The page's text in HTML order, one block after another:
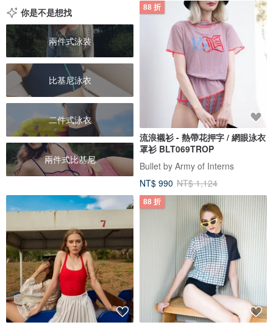
你是不是想找
兩件式泳裝
比基尼泳衣
二件式泳衣
兩件式比基尼
88 折
流浪襯衫 - 熱帶花押字 / 網眼泳衣
罩衫 BLT069TROP
Bullet by Army of Interns
NT$ 990 NT$ 1,124
88 折